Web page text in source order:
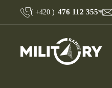
( +420 ) 476 112 355